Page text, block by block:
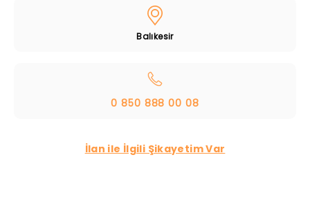
Balıkesir
0 850 888 00 08
İlan ile İlgili Şikayetim Var